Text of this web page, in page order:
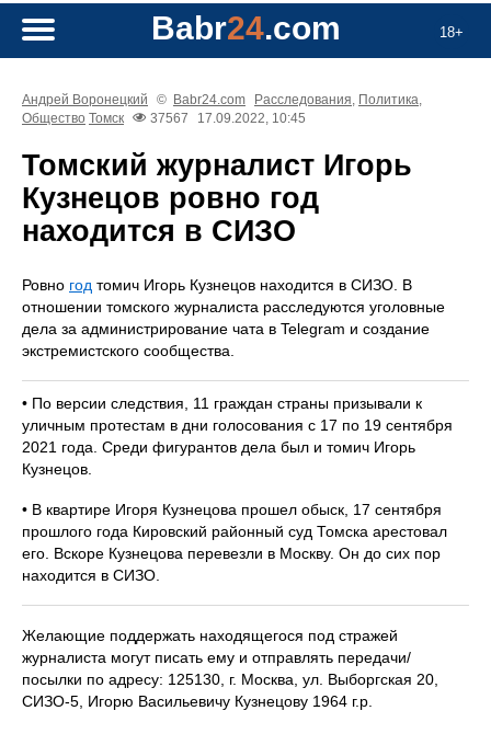
18+
Babr24.com
Андрей Воронецкий © Babr24.com Расследования, Политика,
Общество Томск 37567 17.09.2022, 10:45
Томский журналист Игорь
Кузнецов ровно год
находится в СИЗО
Ровно год томич Игорь Кузнецов находится в СИЗО. В
отношении томского журналиста расследуются уголовные
дела за администрирование чата в Telegram и создание
экстремистского сообщества.
• По версии следствия, 11 граждан страны призывали к
уличным протестам в дни голосования с 17 по 19 сентября
2021 года. Среди фигурантов дела был и томич Игорь
Кузнецов.
• В квартире Игоря Кузнецова прошел обыск, 17 сентября
прошлого года Кировский районный суд Томска арестовал
его. Вскоре Кузнецова перевезли в Москву. Он до сих пор
находится в СИЗО.
Желающие поддержать находящегося под стражей
журналиста могут писать ему и отправлять передачи/
посылки по адресу: 125130, г. Москва, ул. Выборгская 20,
СИЗО-5, Игорю Васильевичу Кузнецову 1964 г.р.